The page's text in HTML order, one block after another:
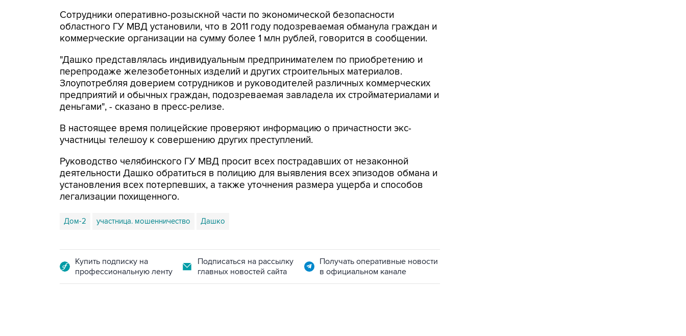
Сотрудники оперативно-розыскной части по экономической безопасности
областного ГУ МВД установили, что в 2011 году подозреваемая обманула граждан и
коммерческие организации на сумму более 1 млн рублей, говорится в сообщении.
"Дашко представлялась индивидуальным предпринимателем по приобретению и
перепродаже железобетонных изделий и других строительных материалов.
Злоупотребляя доверием сотрудников и руководителей различных коммерческих
предприятий и обычных граждан, подозреваемая завладела их стройматериалами и
деньгами", - сказано в пресс-релизе.
В настоящее время полицейские проверяют информацию о причастности экс-
участницы телешоу к совершению других преступлений.
Руководство челябинского ГУ МВД просит всех пострадавших от незаконной
деятельности Дашко обратиться в полицию для выявления всех эпизодов обмана и
установления всех потерпевших, а также уточнения размера ущерба и способов
легализации похищенного.
Дом-2 участница. мошенничество Дашко
Купить подписку на
профессиональную ленту
Подписаться на рассылку
главных новостей сайта
Получать оперативные новости
в официальном канале